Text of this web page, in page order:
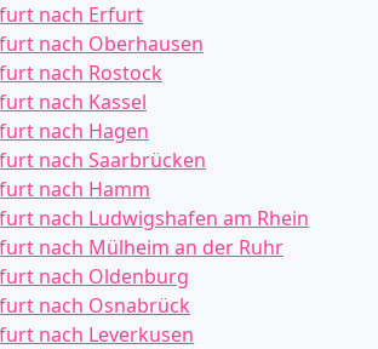
nach Erfurt
nach Oberhausen
nach Rostock
nach Kassel
nach Hagen
nach Saarbrücken
nach Hamm
nach Ludwigshafen am Rhein
nach Mülheim an der Ruhr
nach Oldenburg
nach Osnabrück
nach Leverkusen